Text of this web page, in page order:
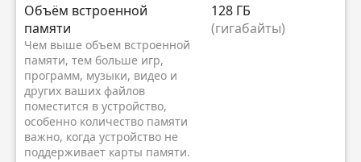
Объём встроенной
памяти
Чем выше объем встроенной
памяти, тем больше игр,
программ, музыки, видео и
других ваших файлов
поместится в устройство,
особенно количество памяти
важно, когда устройство не
поддерживает карты памяти.
128 ГБ
(гигабайты)